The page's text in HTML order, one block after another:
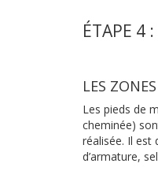
ÉTAPE 4
LES
Les pieds de
cheminée)
réalisée. Il est
d’armature,